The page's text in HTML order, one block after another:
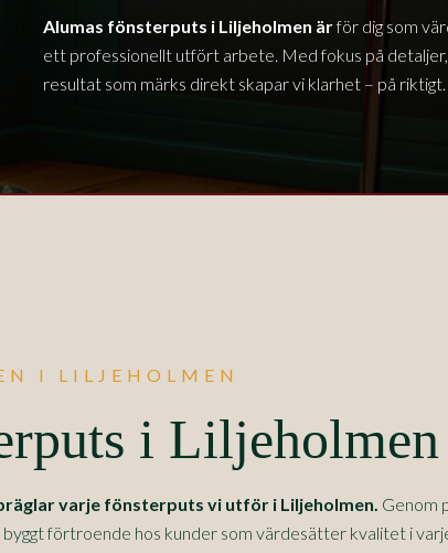
Alumas fönsterputs i Liljeholmen ärför dig som
ett professionellt utfört arbete. Med fokus på
resultat som märks direkt skapar vi klarhet – på riktigt.
I LILJEHOLMEN
i Liljeholmen
varje fönsterputs vi utför i Liljeholmen. Genom
förtroende hos kunder som värdesätter kvalitet i